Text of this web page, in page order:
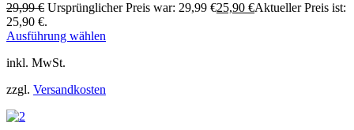
29,99€ Ursprünglicher Preis war: 29,99 €25,90 €Aktueller Preis ist:
25,90 €.
Ausführung wählen
inkl. MwSt.
zzgl. Versandkosten